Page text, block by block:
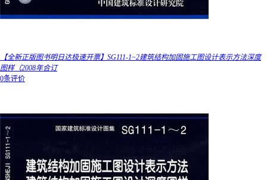
【全新正版图书明日达极速开票】SG111-1~2建筑结构加固施工图设计表示方法深度
图样（2008年合订
0条评价